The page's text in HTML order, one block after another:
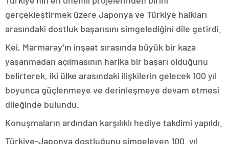
gerçekleştirmek üzere Japonya ve Türkiye halkları
arasındaki dostluk başarısını simgelediğini dile getirdi.
Kei, Marmaray’ın inşaat sırasında büyük bir kaza
yaşanmadan açılmasının harika bir başarı olduğunu
belirterek, iki ülke arasındaki ilişkilerin gelecek 100 yıl
boyunca güçlenmeye ve derinleşmeye devam etmesi
dileğinde bulundu.
Konuşmaların ardından karşılıklı hediye takdimi yapıldı.
Türkiye-Japonya dostluğunu simgeleyen 100. yıl